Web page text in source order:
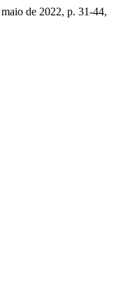
de 2022, p. 31-44,